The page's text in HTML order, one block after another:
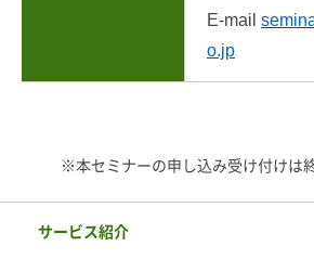
E-mail
o.jp
※本セミナーの申し込み受け付けは
サービス紹介